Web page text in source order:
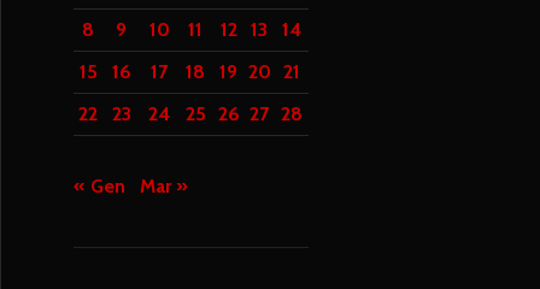
8
9 10 11 12 13
14
15
16 17 18 19 20 21
22
23 24 25 26 27 28
« Gen Mar »